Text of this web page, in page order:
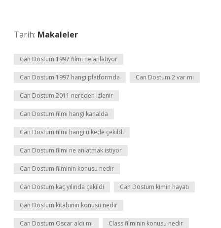
Tarih: Makaleler
Can Dostum 1997 filmi ne anlatıyor
Can Dostum 1997 hangi platformda Can Dostum 2 var mı
Can Dostum 2011 nereden izlenir
Can Dostum filmi hangi kanalda
Can Dostum filmi hangi ülkede çekildi
Can Dostum filmi ne anlatmak istiyor
Can Dostum filminin konusu nedir
Can Dostum kaç yılında çekildi Can Dostum kimin hayatı
Can Dostum kitabının konusu nedir
Can Dostum Oscar aldı mı Class filminin konusu nedir